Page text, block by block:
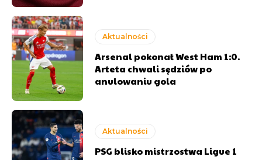
Aktualności
Arsenal pokonał West Ham 1:0.
Arteta chwali sędziów po
anulowaniu gola
Aktualności
PSG blisko mistrzostwa Ligue 1